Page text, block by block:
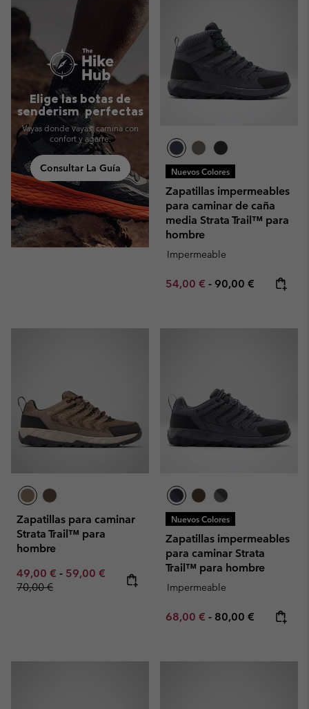
Elige las botas de
senderism perfectas
Vayas donde vayas, camina con
confort y agarre.
Consultar La Guía Nuevos Colores
Zapatillas impermeables
para caminar de caña
media Strata Trail™ para
hombre
Impermeable
Minimum sale price:
54,00 € - Maximum price:
90,00 €
Zapatillas para caminar
Strata Trail™ para
hombre
Minimum sale price:
49,00 € - Maximum sale price:
59,00 € Regular price:
70,00 €
Nuevos Colores
Zapatillas impermeables
para caminar Strata
Trail™ para hombre
Impermeable
Minimum sale price:
68,00 € - Maximum price:
80,00 €